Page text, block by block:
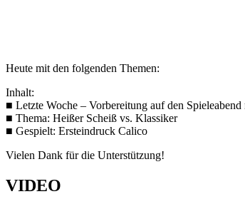
Heute mit den folgenden Themen:
Inhalt:
■ Letzte Woche – Vorbereitung auf den
■ Thema: Heißer Scheiß vs. Klassiker
■ Gespielt: Ersteindruck Calico
Vielen Dank für die Unterstützung!
VIDEO